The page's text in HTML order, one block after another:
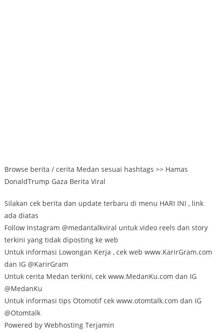
Browse berita / cerita Medan sesuai hashtags >> Hamas
DonaldTrump Gaza Berita Viral
Silakan cek berita dan update terbaru di menu HARI INI , link
ada diatas
Follow Instagram @medantalkviral untuk video reels dan story
terkini yang tidak diposting ke web
Untuk informasi Lowongan Kerja , cek web www.KarirGram.com
dan IG @KarirGram
Untuk cerita Medan terkini, cek www.MedanKu.com dan IG
@MedanKu
Untuk informasi tips Otomotif cek www.otomtalk.com dan IG
@Otomtalk
Powered by Webhosting Terjamin